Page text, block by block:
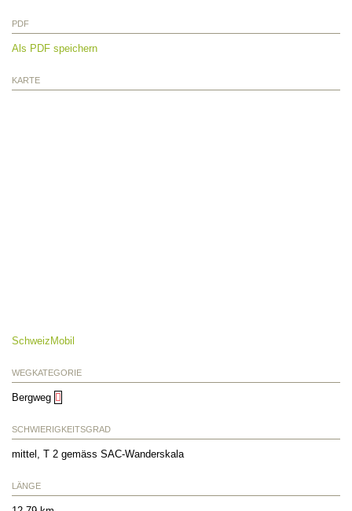
PDF
Als PDF speichern
KARTE
SchweizMobil
WEGKATEGORIE
Bergweg
SCHWIERIGKEITSGRAD
mittel, T 2 gemäss SAC-Wanderskala
LÄNGE